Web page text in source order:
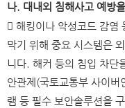
나. 대내외 침해사고 예방
 해킹이나 악성코드 감염
막기 위해 중요 시스템은
니다. 해커 등의 침입 차단
안관제(국토교통부 사이
램 등 필수 보안솔루션을